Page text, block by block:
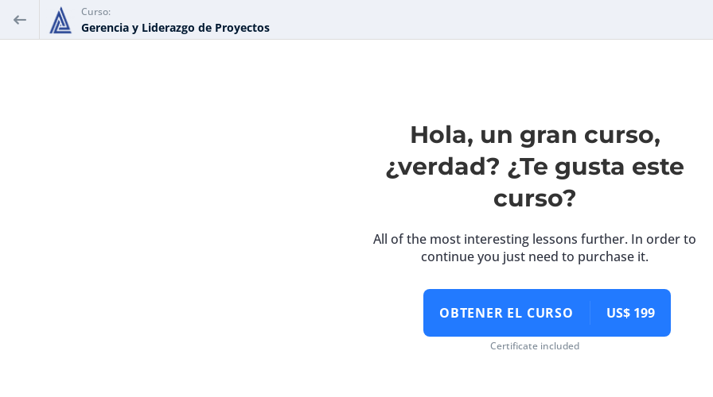
Curso:
Gerencia y Liderazgo de Proyectos
Hola, un gran curso,
¿verdad? ¿Te gusta este
curso?
All of the most interesting lessons further. In order to
continue you just need to purchase it.
OBTENER EL CURSO US$ 199
Certificate included